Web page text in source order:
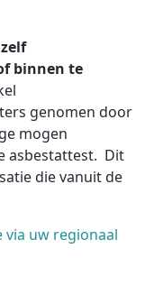
zelf
binnen te
genomen door
mogen
asbestattest. Dit
die vanuit de
via uw regionaal